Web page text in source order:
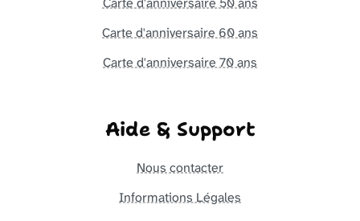
Carte d'anniversaire 60 ans
Carte d'anniversaire 70 ans
Aide & Support
Nous contacter
Informations Légales